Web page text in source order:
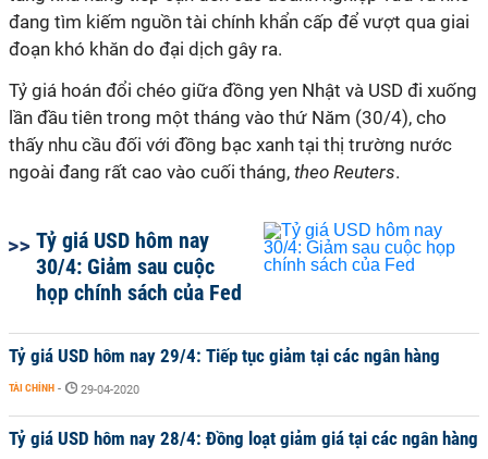
đang tìm kiếm nguồn tài chính khẩn cấp để vượt qua giai
đoạn khó khăn do đại dịch gây ra.
Tỷ giá hoán đổi chéo giữa đồng yen Nhật và USD đi xuống
lần đầu tiên trong một tháng vào thứ Năm (30/4), cho
thấy nhu cầu đối với đồng bạc xanh tại thị trường nước
ngoài đang rất cao vào cuối tháng, theo Reuters.
Tỷ giá USD hôm nay
30/4: Giảm sau cuộc
họp chính sách của Fed
Tỷ giá USD hôm nay 29/4: Tiếp tục giảm tại các ngân hàng
TÀI CHÍNH - 29-04-2020
Tỷ giá USD hôm nay 28/4: Đồng loạt giảm giá tại các ngân hàng